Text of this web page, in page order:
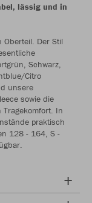
lässig und in
Oberteil. Der Stil
Schwarz,
Citro
unsere
sowie die
Tragekomfort. In
praktisch
128 - 164, S -